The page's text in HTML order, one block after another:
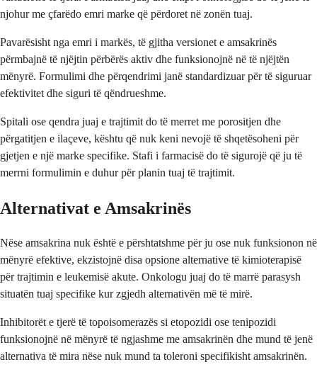
njohur me çfarëdo emri marke që përdoret në zonën tuaj.
Pavarësisht nga emri i markës, të gjitha versionet e amsakrinës
përmbajnë të njëjtin përbërës aktiv dhe funksionojnë në të njëjtën
mënyrë. Formulimi dhe përqendrimi janë standardizuar për të siguruar
efektivitet dhe siguri të qëndrueshme.
Spitali ose qendra juaj e trajtimit do të merret me porositjen dhe
përgatitjen e ilaçeve, kështu që nuk keni nevojë të shqetësoheni për
gjetjen e një marke specifike. Stafi i farmacisë do të sigurojë që ju të
merrni formulimin e duhur për planin tuaj të trajtimit.
Alternativat e Amsakrinës
Nëse amsakrina nuk është e përshtatshme për ju ose nuk funksionon në
mënyrë efektive, ekzistojnë disa opsione alternative të kimioterapisë
për trajtimin e leukemisë akute. Onkologu juaj do të marrë parasysh
situatën tuaj specifike kur zgjedh alternativën më të mirë.
Inhibitorët e tjerë të topoisomerazës si etopozidi ose tenipozidi
funksionojnë në mënyrë të ngjashme me amsakrinën dhe mund të jenë
alternativa të mira nëse nuk mund ta toleroni specifikisht amsakrinën.